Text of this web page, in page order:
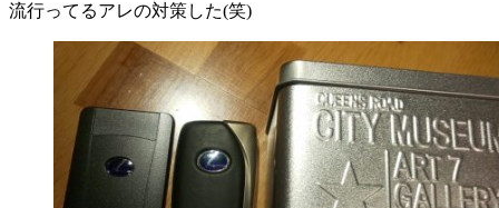
流行ってるアレの対策した(笑)